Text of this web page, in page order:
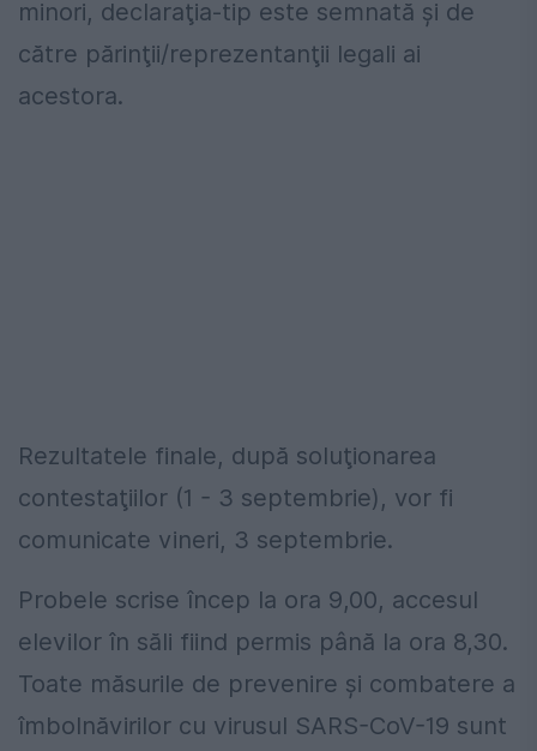
minori, declaraţia-tip este semnată şi de
către părinţii/reprezentanţii legali ai
acestora.
Rezultatele finale, după soluţionarea
contestaţiilor (1 - 3 septembrie), vor fi
comunicate vineri, 3 septembrie.
Probele scrise încep la ora 9,00, accesul
elevilor în săli fiind permis până la ora 8,30.
Toate măsurile de prevenire şi combatere a
îmbolnăvirilor cu virusul SARS-CoV-19 sunt